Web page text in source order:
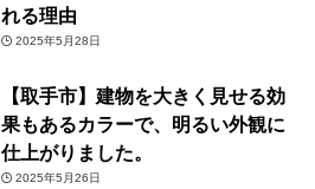
れる理由
2025年5月28日
【取手市】建物を大きく見せる効
果もあるカラーで、明るい外観に
仕上がりました。
2025年5月26日